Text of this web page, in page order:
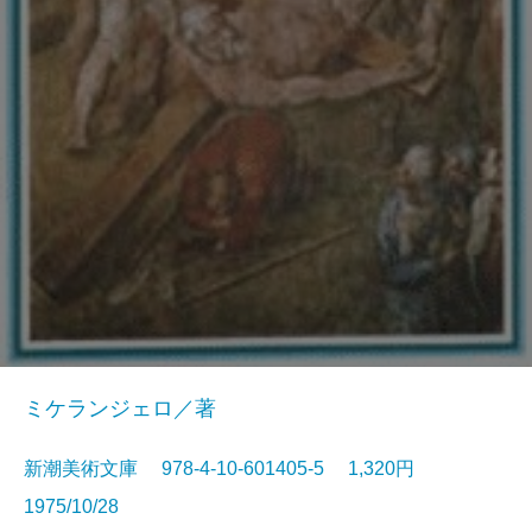
ミケランジェロ／著
新潮美術文庫 978-4-10-601405-5 1,320円
1975/10/28